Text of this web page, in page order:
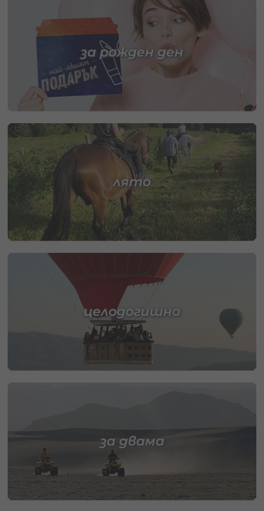
за рожден ден
лято
целодогишно
за двама